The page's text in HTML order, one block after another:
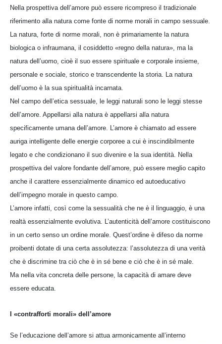
Nella prospettiva dell’amore può essere ricompreso il tradizionale
riferimento alla natura come fonte di norme morali in campo sessuale.
La natura, forte di norme morali, non è primariamente la natura
biologica o infraumana, il cosiddetto «regno della natura», ma la
natura dell’uomo, cioè il suo essere spirituale e corporale insieme,
personale e sociale, storico e transcendente la storia. La natura
dell’uomo è la sua spiritualità incarnata.
Nel campo dell’etica sessuale, le leggi naturali sono le leggi stesse
dell’amore. Appellarsi alla natura è appellarsi alla natura
specificamente umana dell’amore. L’amore è chiamato ad essere
auriga intelligente delle energie corporee a cui è inscindibilmente
legato e che condizionano il suo divenire e la sua identità. Nella
prospettiva del valore fondante dell’amore, può essere meglio capito
anche il carattere essenzialmente dinamico ed autoeducativo
dell’impegno morale in questo campo.
L’amore infatti, così come la sessualità che ne è il linguaggio, è una
realtà essenzialmente evolutiva. L’autenticità dell’amore costituiscono
in un certo senso un ordine morale. Quest’ordine è difeso da norme
proibenti dotate di una certa assolutezza: l’assolutezza di una verità
che è discrimine tra ciò che è in sé bene e ciò che è in sé male.
Ma nella vita concreta delle persone, la capacità di amare deve
essere educata.
I «contrafforti morali» dell’amore
Se l’educazione dell’amore si attua armonicamente all’interno